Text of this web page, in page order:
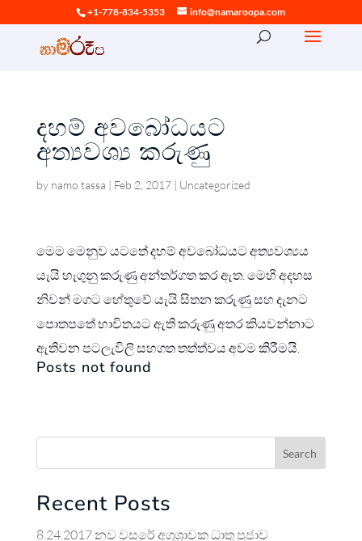
+1-778-834-5353 info@namaroopa.com
දහම් අවබෝධයට
අත්‍යවශ්‍ය කරුණු
by namo tassa | Feb 2, 2017| Uncategorized
මෙම මෙනුව යටතේ දහම් අවබෝධයට අත්‍යවශ්‍යය
යැයි හැගුනු කරුණු අන්තර්ගත කර ඇත. මෙහි අදහස
නිවන් මගට හේතුවේ යැයි සිතන කරුණු සහ දැනට
පොතපතේ භාවිතයට ඇති කරුණු අතර කියවන්නාට
ඇතිවන පටලැවිලි සහගත තත්ත්වය අවම කිරීමයි.
Posts not found
Search
Recent Posts
8.24.2017 නව වසරේ අග්‍රශ්‍රාවක ධාතු පූජාව